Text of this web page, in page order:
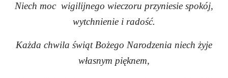
Niech moc wigilijnego wieczoru przyniesie spokój,
wytchnienie i radość.
Każda chwila świąt Bożego Narodzenia niech żyje
własnym pięknem,